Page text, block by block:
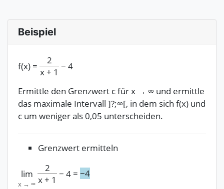
Beispiel
f(x) =
2
x+ 1
− 4
Ermittle den Grenzwert c fürx → ∞ und ermittle
das maximale Intervall ]?;∞[, in dem sich f(x) und
c um weniger als 0,05 unterscheiden.
Grenzwert ermitteln
lim
x → ∞
2
x+ 1
− 4 = −4